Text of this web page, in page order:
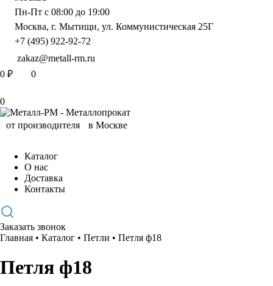
Пн-Пт с 08:00 до 19:00
Москва, г. Мытищи, ул. Коммунистическая 25Г
+7 (495) 922-92-72
zakaz@metall-rm.ru
0 ₽ 0
0
Каталог
О нас
Доставка
Контакты
Заказать звонок
Главная • Каталог • Петли • Петля ф18
Петля ф18